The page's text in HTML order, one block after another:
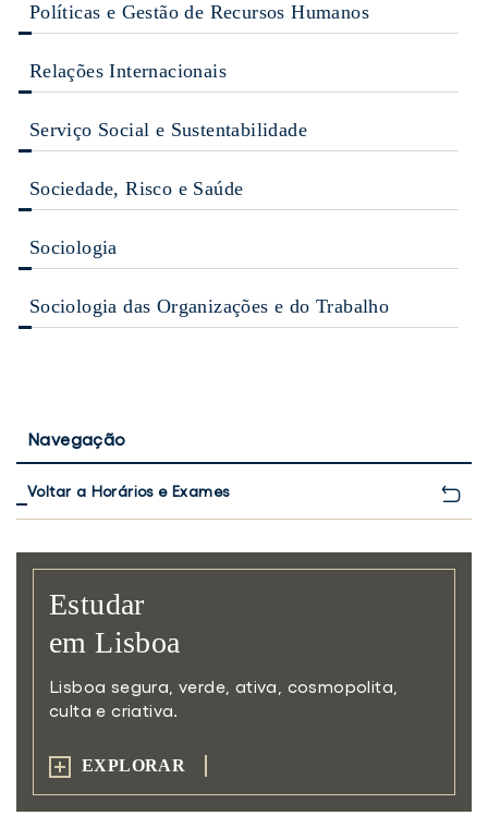
Políticas e Gestão de Recursos Humanos
Relações Internacionais
Serviço Social e Sustentabilidade
Sociedade, Risco e Saúde
Sociologia
Sociologia das Organizações e do Trabalho
Navegação
Voltar a Horários e Exames
Estudar
em Lisboa
Lisboa segura, verde, ativa,
cosmopolita,
culta e criativa.
EXPLORAR